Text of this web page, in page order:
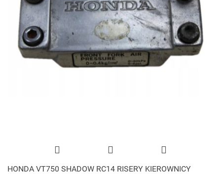
HONDA VT750 SHADOW RC14 RISERY KIEROWNICY